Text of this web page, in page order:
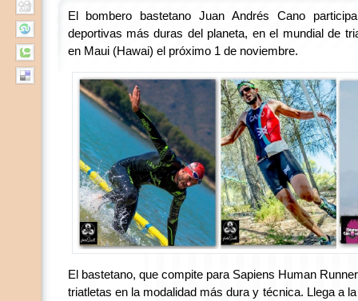
El bombero bastetano Juan Andrés Cano
deportivas más duras del planeta, en el mundial de
en Maui (Hawai) el próximo 1 de noviembre.
El bastetano, que compite para Sapiens Human
triatletas en la modalidad más dura y técnica. Llega a